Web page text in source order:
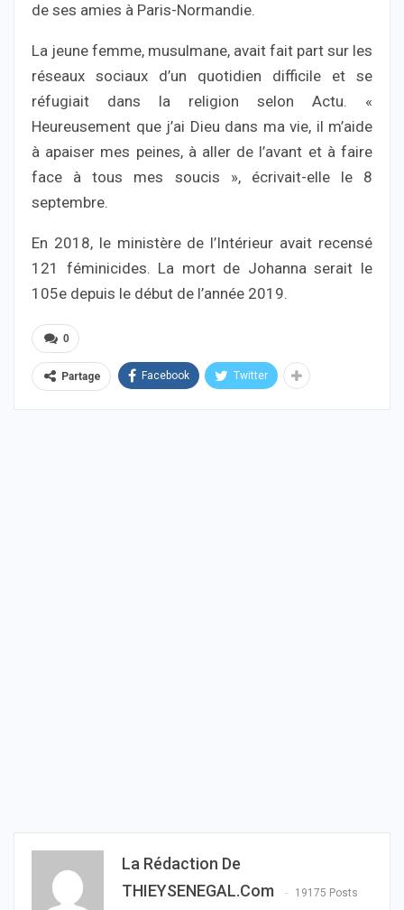
de ses amies à Paris-Normandie.
La jeune femme, musulmane, avait fait part sur les
réseaux sociaux d’un quotidien difficile et se
réfugiait dans la religion selon Actu. «
Heureusement que j’ai Dieu dans ma vie, il m’aide
à apaiser mes peines, à aller de l’avant et à faire
face à tous mes soucis », écrivait-elle le 8
septembre.
En 2018, le ministère de l’Intérieur avait recensé
121 féminicides. La mort de Johanna serait le
105e depuis le début de l’année 2019.
0
Partage Facebook Twitter
La Rédaction De
THIEYSENEGAL.com
19175 Posts